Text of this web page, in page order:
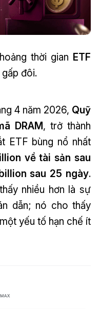
thời gian ETF
đôi.
4 năm 2026, Quỹ
DRAM, trở thành
ETF bùng nổ nhất
về tài sản sau
sau 25 ngày.
nhiều hơn là sự
dẫn; nó cho thấy
yếu tố hạn chế ít